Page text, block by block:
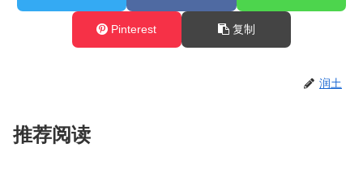
Pinterest 复制
润土
推荐阅读